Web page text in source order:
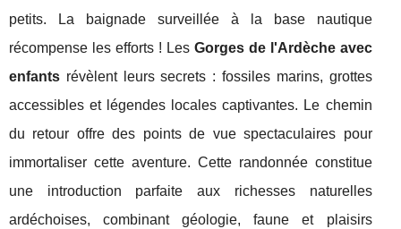
petits. La baignade surveillée à la base nautique
récompense les efforts ! Les Gorges de l'Ardèche avec
enfants révèlent leurs secrets : fossiles marins, grottes
accessibles et légendes locales captivantes. Le chemin
du retour offre des points de vue spectaculaires pour
immortaliser cette aventure. Cette randonnée constitue
une introduction parfaite aux richesses naturelles
ardéchoises, combinant géologie, faune et plaisirs